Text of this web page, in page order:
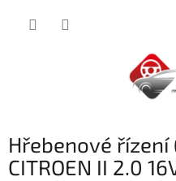
Hřebenové
CITROEN II 2.0